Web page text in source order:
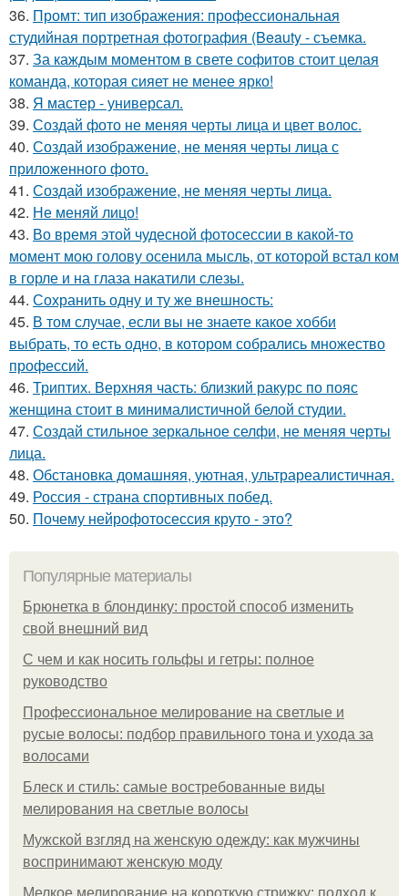
36. Промт: тип изображения: профессиональная
студийная портретная фотография (Beauty - съемка.
37. За каждым моментом в свете софитов стоит целая
команда, которая сияет не менее ярко!
38. Я мастер - универсал.
39. Создай фото не меняя черты лица и цвет волос.
40. Создай изображение, не меняя черты лица с
приложенного фото.
41. Создай изображение, не меняя черты лица.
42. Не меняй лицо!
43. Во время этой чудесной фотосессии в какой-то
момент мою голову осенила мысль, от которой встал ком
в горле и на глаза накатили слезы.
44. Сохранить одну и ту же внешность:
45. В том случае, если вы не знаете какое хобби
выбрать, то есть одно, в котором собрались множество
профессий.
46. Триптих. Верхняя часть: близкий ракурс по пояс
женщина стоит в минималистичной белой студии.
47. Создай стильное зеркальное селфи, не меняя черты
лица.
48. Обстановка домашняя, уютная, ультрареалистичная.
49. Россия - страна спортивных побед.
50. Почему нейрофотосессия круто - это?
Популярные материалы
Брюнетка в блондинку: простой способ изменить
свой внешний вид
С чем и как носить гольфы и гетры: полное
руководство
Профессиональное мелирование на светлые и
русые волосы: подбор правильного тона и ухода за
волосами
Блеск и стиль: самые востребованные виды
мелирования на светлые волосы
Мужской взгляд на женскую одежду: как мужчины
воспринимают женскую моду